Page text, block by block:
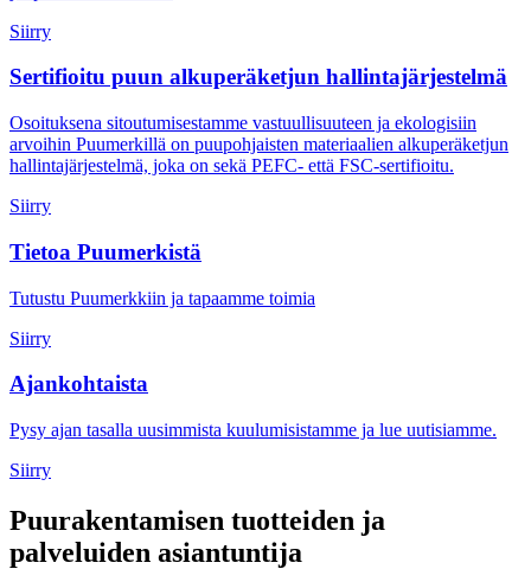
Siirry
Sertifioitu puun alkuperäketjun hallintajärjestelmä
Osoituksena sitoutumisestamme vastuullisuuteen ja ekologisiin
arvoihin Puumerkillä on puupohjaisten materiaalien alkuperäketjun
hallintajärjestelmä, joka on sekä PEFC- että FSC-sertifioitu.
Siirry
Tietoa Puumerkistä
Tutustu Puumerkkiin ja tapaamme toimia
Siirry
Ajankohtaista
Pysy ajan tasalla uusimmista kuulumisistamme ja lue uutisiamme.
Siirry
Puurakentamisen tuotteiden ja
palveluiden asiantuntija